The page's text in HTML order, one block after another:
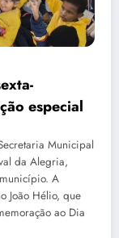
especial
Municipal
da Alegria,
A
João Hélio, que
ao Dia